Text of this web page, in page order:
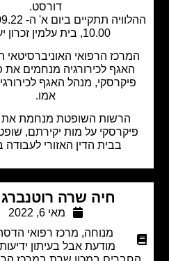
ההלוויה תתקיים
הרפואי האוניברסיטאי הדסה
לכירורגיה מנחמים את פרופ'
מנהל האגף לכירורגיה, על
הרשות השופטת מנחמת את
על מות יקירתם, שופטת
בבית הדין האזורי לעבודה בחיפה.
חיה שרה רוטנברג ז"ל
מאי 6, 2022
מנוחה
מרכז רפואי הדסה,
מודעת אבל בעיתון ידיעות